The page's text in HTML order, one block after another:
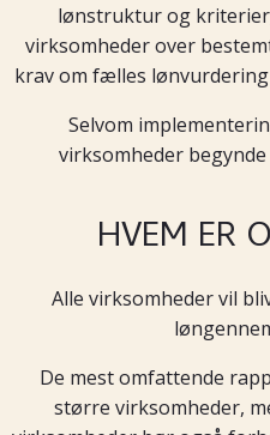
lønstruktur og
virksomheder over
krav om fælles
Selvom
virksomheder
HVEM ER
Alle virksomheder vil
De mest omfattende
større virksomheder,